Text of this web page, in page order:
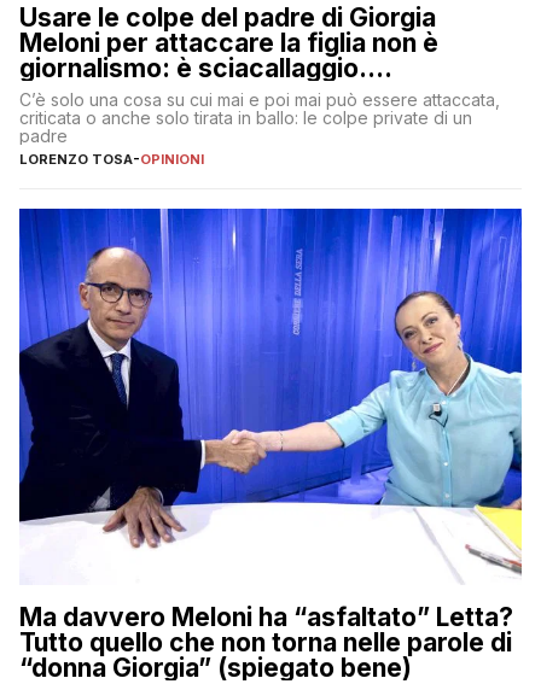
Usare le colpe del padre di Giorgia
Meloni per attaccare la figlia non è
giornalismo: è sciacallaggio.
Dimostriamo di essere diversi
C’è solo una cosa su cui mai e poi mai può essere attaccata,
criticata o anche solo tirata in ballo: le colpe private di un
padre
LORENZO TOSA-OPINIONI
Ma davvero Meloni ha “asfaltato” Letta?
Tutto quello che non torna nelle parole di
“donna Giorgia” (spiegato bene)